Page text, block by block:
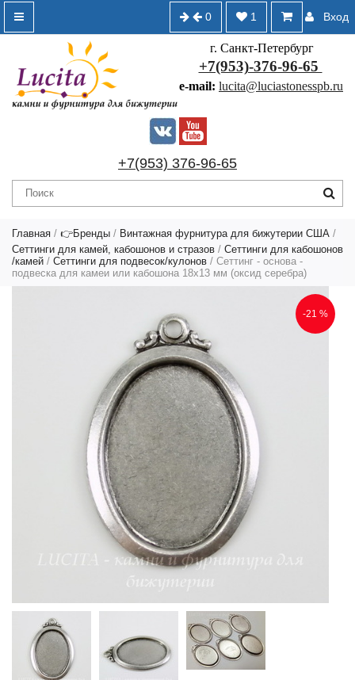
Вход
1
0
г. Санкт-Петербург
+7(953)-376-96-65
e-mail: lucita@luciastonesspb.ru
+7(953) 376-96-65
Главная / 👉Бренды / Винтажная фурнитура для бижутерии США /
Сеттинги для камей, кабошонов и стразов / Сеттинги для кабошонов
/камей / Сеттинги для подвесок/кулонов / Сеттинг - основа -
подвеска для камеи или кабошона 18х13 мм (оксид серебра)
-21 %